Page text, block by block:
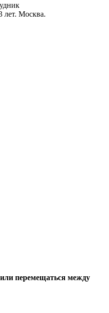
лет. Москва.
перемещаться между